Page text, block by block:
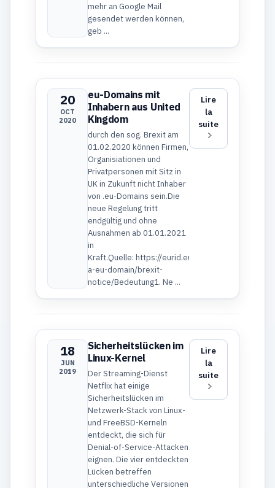
mehr an Google Mail
gesendet werden können,
geb ...
20
OCT
2020
eu-Domains mit
Inhabern aus United
Kingdom
durch den sog. Brexit am
01.02.2020 können Firmen,
Organisiationen und
Privatpersonen mit Sitz in
UK in Zukunft nicht Inhaber
von .eu-Domains sein.Die
neue Regelung tritt
endgültig und ohne
Ausnahmen ab 01.01.2021
in
Kraft.Quelle: https://eurid.eu/en/register-
a-eu-domain/brexit-
notice/Bedeutung1. Ne ...
Lire
la
suite
18
JUN
2019
Sicherheitslücken im
Linux-Kernel
Der Streaming-Dienst
Netflix hat einige
Sicherheitslücken im
Netzwerk-Stack von Linux-
und FreeBSD-Kerneln
entdeckt, die sich für
Denial-of-Service-Attacken
eignen. Die vier entdeckten
Lücken betreffen
unterschiedliche Versionen
Lire
la
suite